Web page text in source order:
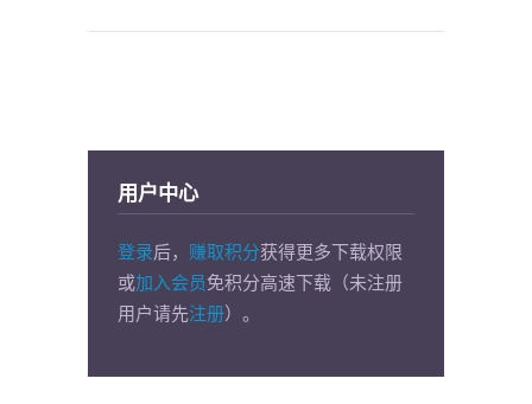
用户中心
登录后， 赚取积分获得更多下载权限
或加入会员免积分高速下载（未注册
用户请先注册）。